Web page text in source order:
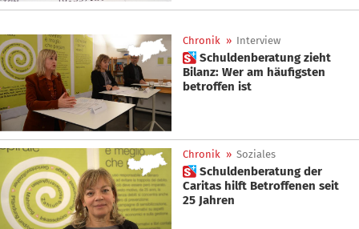
Chronik » Interview
 Schuldenberatung zieht
Bilanz: Wer am häufigsten
betroffen ist
Chronik » Soziales
 Schuldenberatung der
Caritas hilft Betroffenen seit
25 Jahren